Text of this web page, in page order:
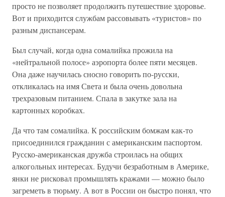
просто не позволяет продолжить путешествие здоровье.
Вот и приходится службам рассовывать «туристов» по
разным диспансерам.
Был случай, когда одна сомалийка прожила на
«нейтральной полосе» аэропорта более пяти месяцев.
Она даже научилась сносно говорить по-русски,
откликалась на имя Света и была очень довольна
трехразовым питанием. Спала в закутке зала на
картонных коробках.
Да что там сомалийка. К российским бомжам как-то
присоединился гражданин с американским паспортом.
Русско-американская дружба строилась на общих
алкогольных интересах. Будучи безработным в Америке,
янки не рисковал промышлять кражами — можно было
загреметь в тюрьму. А вот в России он быстро понял, что